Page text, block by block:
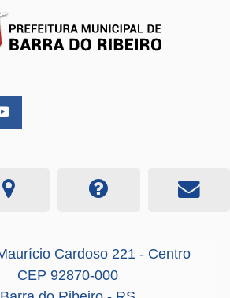
Cardoso 221 - Centro
CEP 92870-000